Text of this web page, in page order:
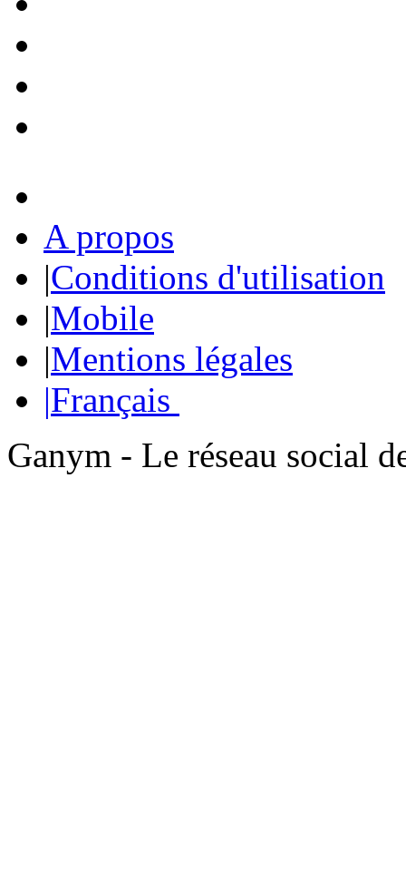
A propos
|Conditions d'utilisation
|Mobile
|Mentions légales
|Français
Ganym - Le réseau social